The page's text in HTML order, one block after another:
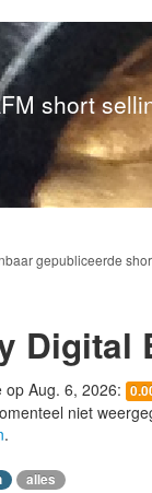
short
gepubliceerde
Digital
op Aug. 6, 2026:
niet
.
alles